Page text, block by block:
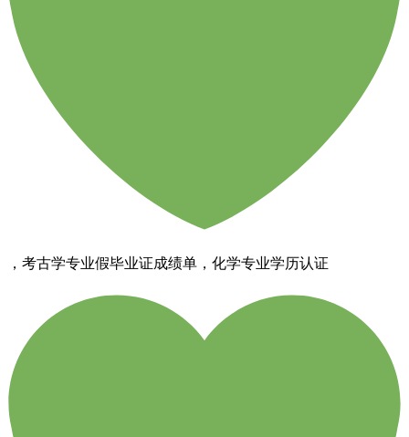
，考古学专业假毕业证成绩单，化学专业学历认证